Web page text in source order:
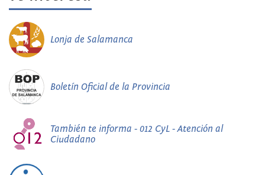
Lonja de Salamanca
Boletín Oficial de la Provincia
También te informa - 012 CyL - Atención al
Ciudadano